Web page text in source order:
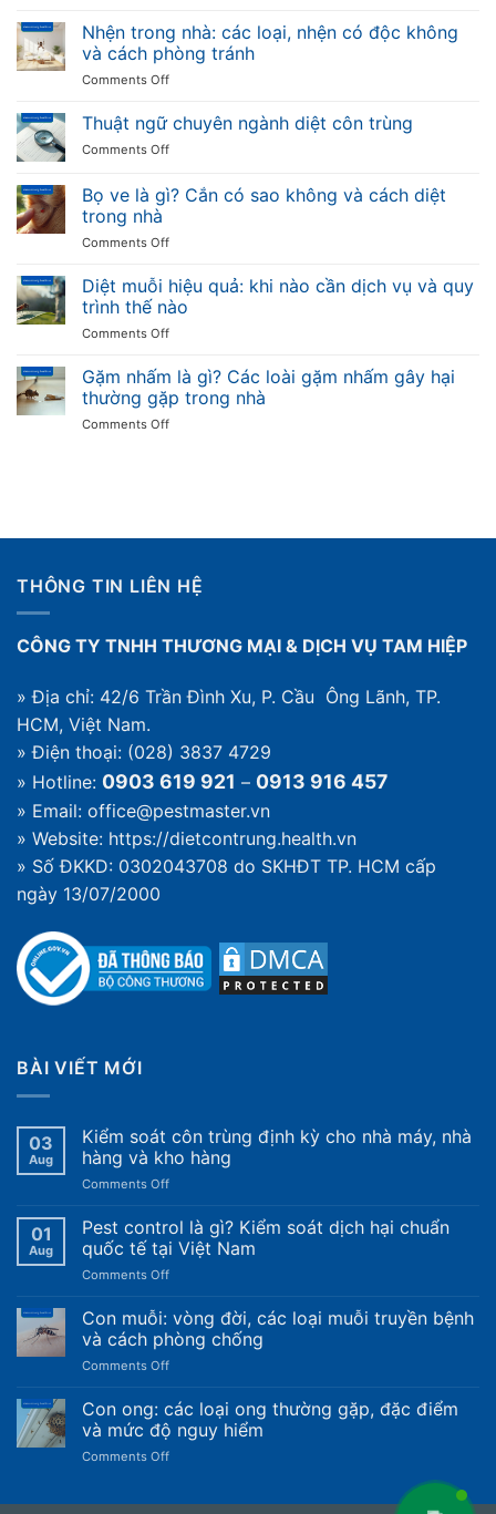
phòng
chống
gặp,
đặc
điểm
độ
nguy
gián:
các
loại
thường
đặc
hại
Nhện trong nhà: các loại, nhện có độc không
và cách phòng tránh
Comments Offon
trong
nhà:
các
nhện
cách
phòng
Thuật ngữ chuyên ngành diệt côn trùng
Comments Offon
ngữ
chuyên
diệt
trùng
Bọ ve là gì? Cắn có sao không và cách diệt
trong nhà
Comments Offon
ve
là
gì?
Cắn
sao
không
và
Diệt muỗi hiệu quả: khi nào cần dịch vụ và quy
trình thế nào
Comments Offon
muỗi
hiệu
quả:
khi
quy
thế
nào
Gặm nhấm là gì? Các loài gặm nhấm gây hại
thường gặp trong nhà
Comments Offon
loài
nhấm
gây
gặp
THÔNG TIN LIÊN HỆ
CÔNG TY TNHH THƯƠNG MẠI & DỊCH VỤ TAM HIỆP
» Địa chỉ: 42/6 Trần Đình Xu, P. Cầu Ông Lãnh, TP.
HCM, Việt Nam.
» Điện thoại: (028) 3837 4729
» Hotline: 0903 619 921 – 0913 916 457
» Email: office@pestmaster.vn
» Website: https://dietcontrung.health.vn
» Số ĐKKD: 0302043708 do SKHĐT TP. HCM cấp
ngày 13/07/2000
BÀI VIẾT MỚI
03
Aug
Kiểm soát côn trùng định kỳ cho nhà máy, nhà
hàng và kho hàng
Comments Offon
soát
côn
trùng
định
cho
nhà
và
kho
01
Aug
Pest control là gì? Kiểm soát dịch hại chuẩn
quốc tế tại Việt Nam
Comments Offon
control
là
gì?
Kiểm
dịch
hại
chuẩn
Con muỗi: vòng đời, các loại muỗi truyền bệnh
và cách phòng chống
Comments Offon
muỗi:
vòng
đời,
các
Con ong: các loại ong thường gặp, đặc điểm
và mức độ nguy hiểm
Comments Offon